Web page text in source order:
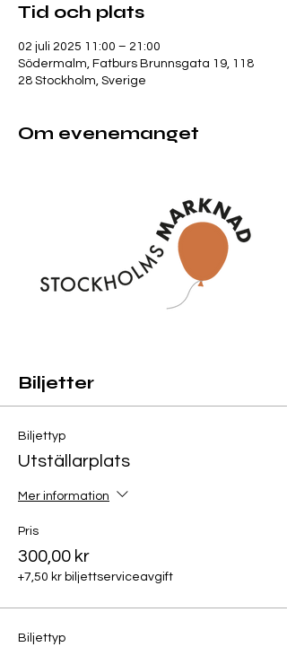
Tid och plats
02 juli 2025 11:00 – 21:00
Södermalm, Fatburs Brunnsgata 19, 118
28 Stockholm, Sverige
Om evenemanget
Biljetter
Biljettyp
Utställarplats
Mer information
Pris
300,00 kr
+7,50 kr biljettserviceavgift
Biljettyp